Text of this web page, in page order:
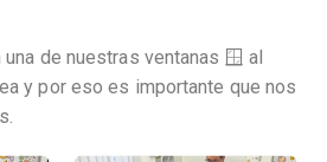
de nuestras ventanas 🪟 al
y por eso es importante que nos